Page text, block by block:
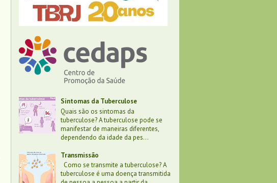
Sintomas da Tuberculose
Quais são os sintomas da
tuberculose? A tuberculose pode se
manifestar de maneiras diferentes,
dependendo da idade da pes...
Transmissão
Como se transmite a tuberculose? A
tuberculose é uma doença transmitida